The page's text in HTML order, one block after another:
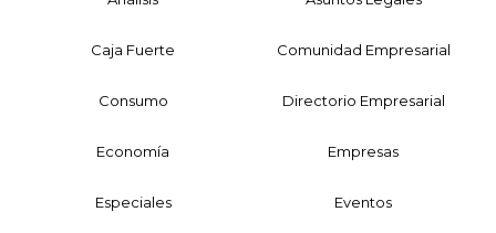
Caja Fuerte Comunidad Empresarial
Consumo Directorio Empresarial
Economía Empresas
Especiales Eventos